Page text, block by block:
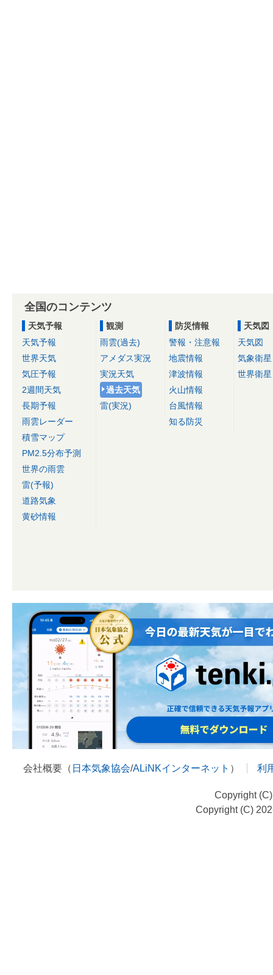
全国のコンテンツ
天気予報
天気予報
世界天気
気圧予報
2週間天気
長期予報
雨雲レーダー
積雪マップ
PM2.5分布予測
世界の雨雲
雷(予報)
道路気象
黄砂情報
観測
雨雲(過去)
アメダス実況
実況天気
過去天気
雷(実況)
防災情報
警報・注意報
地震情報
津波情報
火山情報
台風情報
知る防災
天気図
天気図
気象衛星
世界衛星
会社概要（ 日本気象協会/ALiNKインターネット ） 利
Copyright
Copyright (C)